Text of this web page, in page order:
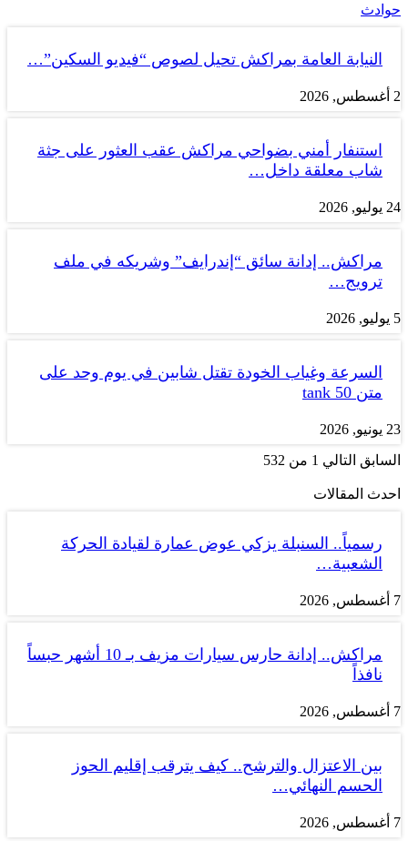
حوادث
النيابة العامة بمراكش تحيل لصوص “فيديو السكين”…
2 أغسطس, 2026
استنفار أمني بضواحي مراكش عقب العثور على جثة
شاب معلقة داخل…
24 يوليو, 2026
مراكش.. إدانة سائق “إندرايف” وشريكه في ملف
ترويج…
5 يوليو, 2026
السرعة وغياب الخودة تقتل شابين في يوم وحد على
متن tank 50
23 يونيو, 2026
السابق التالي 1 من 532
احدث المقالات
رسمياً.. السنبلة يزكي عوض عمارة لقيادة الحركة
الشعبية…
7 أغسطس, 2026
مراكش.. إدانة حارس سيارات مزيف بـ 10 أشهر حبساً
نافذاً
7 أغسطس, 2026
بين الاعتزال والترشح.. كيف يترقب إقليم الحوز
الحسم النهائي…
7 أغسطس, 2026